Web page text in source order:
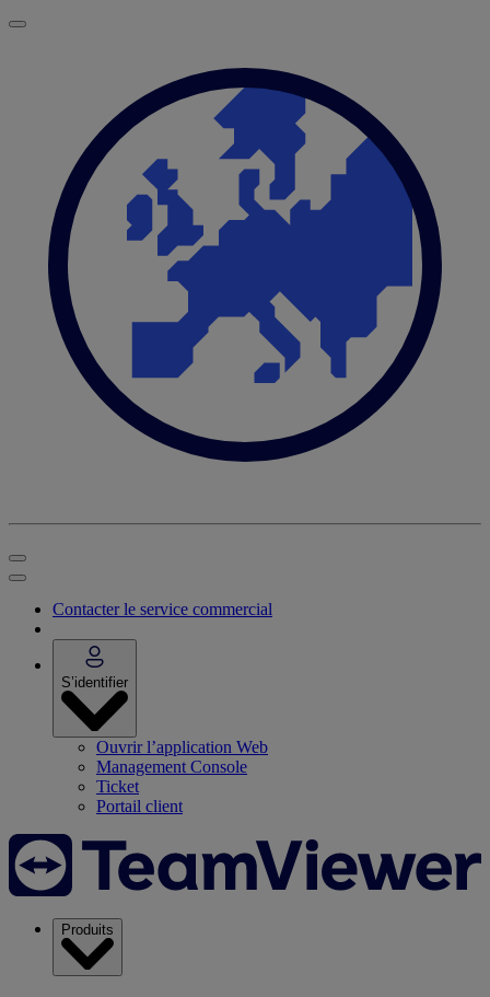
Contacter le service commercial
S’identifier
Ouvrir l’application Web
Management Console
Ticket
Portail client
Produits